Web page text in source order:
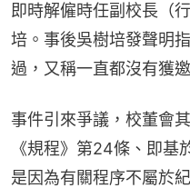
即時解僱時任副校長（
培。事後吳樹培發聲明
過，又稱一直都沒有獲
事件引來爭議，校董會
《規程》第24條、即基
是因為有關程序不屬於